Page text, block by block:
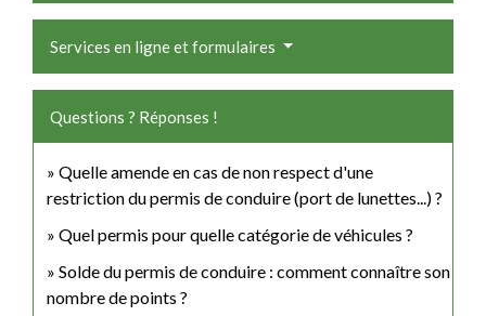
Services en ligne et formulaires
Questions ? Réponses !
Quelle amende en cas de non respect d'une
restriction du permis de conduire (port de lunettes...) ?
Quel permis pour quelle catégorie de véhicules ?
Solde du permis de conduire : comment connaître son
nombre de points ?